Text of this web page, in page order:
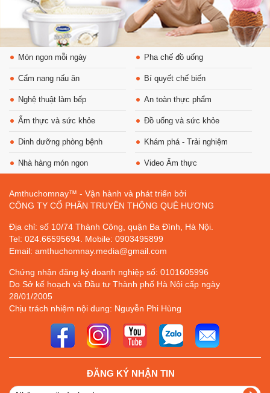
Món ngon mỗi ngày Pha chế đồ uống
Cẩm nang nấu ăn Bí quyết chế biến
Nghệ thuật làm bếp An toàn thực phẩm
Ẩm thực và sức khỏe Đồ uống và sức khỏe
Dinh dưỡng phòng bệnh Khám phá - Trải nghiệm
Nhà hàng món ngon Video Ẩm thực
Amthuchomnay™ - Vận hành và phát triển bởi
CÔNG TY CỔ PHẦN TRUYỀN THÔNG QUÊ HƯƠNG
Địa chỉ: số 10/74 Thành Công, quận Ba Đình, Hà Nội.
Tel: 024.66595694. Mobile: 0903495899
Email: amthuchomnay.media@gmail.com
Chứng nhận đăng ký doanh nghiệp số: 0101605996
Do Sở kế hoạch và Đầu tư Thành phố Hà Nội cấp ngày
28/01/2005
Chịu trách nhiệm nội dung: Nguyễn Phi Hùng
ĐĂNG KÝ NHẬN TIN